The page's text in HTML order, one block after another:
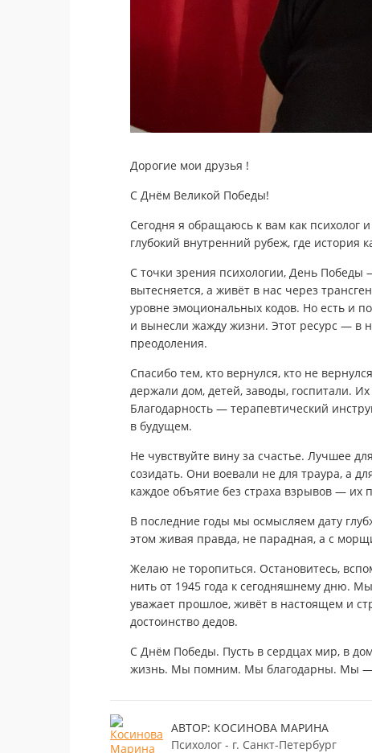
Дорогие мои друзья !
С Днём Великой Победы!
Сегодня я обращаюсь к вам как психолог
глубокий внутренний рубеж, где история
С точки зрения психологии, День
вытесняется, а живёт в нас через
уровне эмоциональных кодов. Но есть и
и вынесли жажду жизни. Этот ресурс — в
преодоления.
Спасибо тем, кто вернулся, кто не
держали дом, детей, заводы, госпитали.
Благодарность — терапевтический
в будущем.
Не чувствуйте вину за счастье. Лучшее
созидать. Они воевали не для траура, а
каждое объятие без страха взрывов — их
В последние годы мы осмысляем дату
этом живая правда, не парадная, а с
Желаю не торопиться. Остановитесь,
нить от 1945 года к сегодняшнему дню.
уважает прошлое, живёт в настоящем и
достоинство дедов.
С Днём Победы. Пусть в сердцах мир, в
жизнь. Мы помним. Мы благодарны. Мы —
АВТОР: КОСИНОВА МАРИНА
Психолог - г. Санкт-Петербург